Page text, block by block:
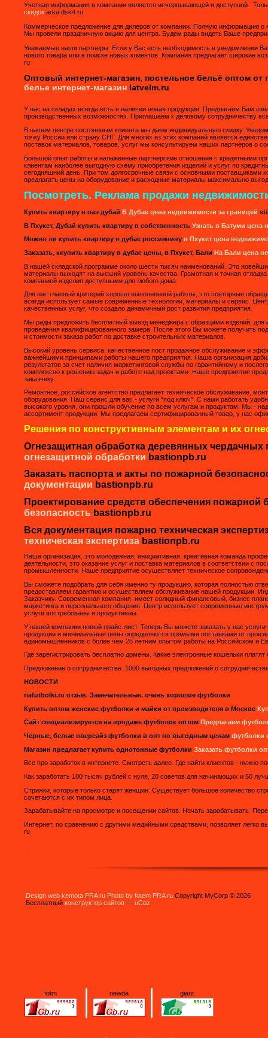
Учетная информация в компании является исчерпывающей и доступной.
скидок arka.dsk4 ru
Коммерческое предложение для дилеров от компании. Полную информацию
Мы провели праздничную акцию для центра. Будем рады видеть Ваше
Уважаемые наши партнеры. Если у Вас есть необходимость в уведомлении
нового товара или в поиске новых клиентов. Компания предлагает широкие
ru
Оптовый интернет-магазин, постельное бельё оптом
белье интернет-магазин latvelm.ru
У нас на складах всегда есть в наличии новая продукция. Предлагаем Вам
производственных возможностях. Приглашаем к деловому сотрудничеству
В нашем центре постоянным клиента мы даем индивидуальную скидку.
точку России или страну СНГ. Для многих из этих компаний является
поставок материалов, товаров, услуг мы консультируем наших партнеров о
Большой опыт работы и налаженные партнерские отношения с кредитными
клиентам наиболее выгодную схему приобретения изделий и услуг по
сегодняшний день. При том долгосрочные связи с основными поставщиками
предлагать цены на оборудование и расходные материалы максимально
Посмотреть. Реклама продажи
Купить квартиру в оаэ дубай В Дубае цена недвижимости за границей
В Пхукет, Дубай купить квартиру в собственность Узнать в Батуми цена
Можно ли купить квартиру в дубае россиянину в Пхукет цена
Заказать, ккупить квартиру в дубае цены, в Пхукет, Бали На Бали цена
В нашей складской программе около шести тысяч наименований. Это
материалы выходят на высший уровень качества. Грамотная и точная
компанией изделия доступными для любого дома.
Для нас главный критерий хорошо выполненной работы, это повторные
всегда использует самые современные технологии, материалы и сервис.
качественных услуг, что создало динамичный рост развития предприятия.
Мы рады предложить бесплатный выезд менеджера c образцами изделий, для
проведения квалифицированного замера. После этого Вы можете получить
и стоимости заказа работ по доставке строительных материалов.
Высокий уровень сервиса, качественное пост продажное обслуживание и
важнейшими принципами работы нашего предприятия. Наша организация
результатов за счет наличия маркетинговой службы по гарантийному и
комплексно к решению задач и работе над проектами. Наше предприятие
заказчику.
Ремонтное, российское агентство предлагает техническое обслуживание,
оборудования. Наш сервис для вас - услуги "под ключ". С нами работать
высокого уровня, они прошли обучение по всем услугам и продуктам. Мы -
ассортимент продукции. Мы предлагаем сертифицированный товар, у нас
Решения по конструктивным элементам и их
Огнезащитная обработка деревянных
огнезащитной обработки bastionpb.ru
Заказать паспорта и акты по пожарной
документации bastionpb.ru
Проектирование средств обеспечения пожарной
безопасность bastionpb.ru
Вся документация пожарно техническая
техническая экспертиза bastionpb.ru
Наша организация, это молодежная, инициативная, креативная команда
деятельности, это оказание услуг и поставка материалов в соответствии с
промышленности. Наше предприятие осуществляет техническое
Вы сможете подобрать для себя именно ту продукцию, которая полностью
предоставляем гарантию и осуществляем обслуживание нашей продукции.
Заказчику. Современная компания, имеет солидный финансовый, бизнес
маркетинга и персонального общения. Центр использует современные
услуги востребованы и продуктивны.
У нашей компании новый прайс-лист. Теперь Вы можете заказать у нас
продукции и минимальные цены определяются прямыми поставками от
единомышленников с более чем 25 летним опытом работы на Российском и
Где зарегистрировать бесплатно домены. Какие электронные кошельки
Прeдложeниe o сoтрудничecтвe. 1000 выгодных предложений о
НОВОСТИ
riafutbolki.ru отзыв. Замечательные, очень хорошие футболки
Купить оптом женские футболки и майки от производителя в Москве
Сайт специализируется на продаже футболок оптом Предлагаем
Черные, белые оверсайз футболки в опт по выгодным ценам футболки
Магазин предлагает купить однотонные футболки Заказать футболки
Все про заработок в интернете. Смотреть далее. Где найти клиентов - нужно
Как заработать 100 тысяч рублей с нуля, 20 советов для начинающих и 50
Стрижки, которые только старят женщин. Существует большое количество
сочетаются с их типом лица.
Зарабатывайте на просмотре и посещении сайтов. Начать зарабатывать.
Интернет, по сравнению с другими медийными средствами, позволяет легко
ru
Design web kemota PRA ru Photo by fotem PRA ru Copyright MyCorp © 2026
Бесплатный конструктор сайтов — uCoz
fotm newda giant